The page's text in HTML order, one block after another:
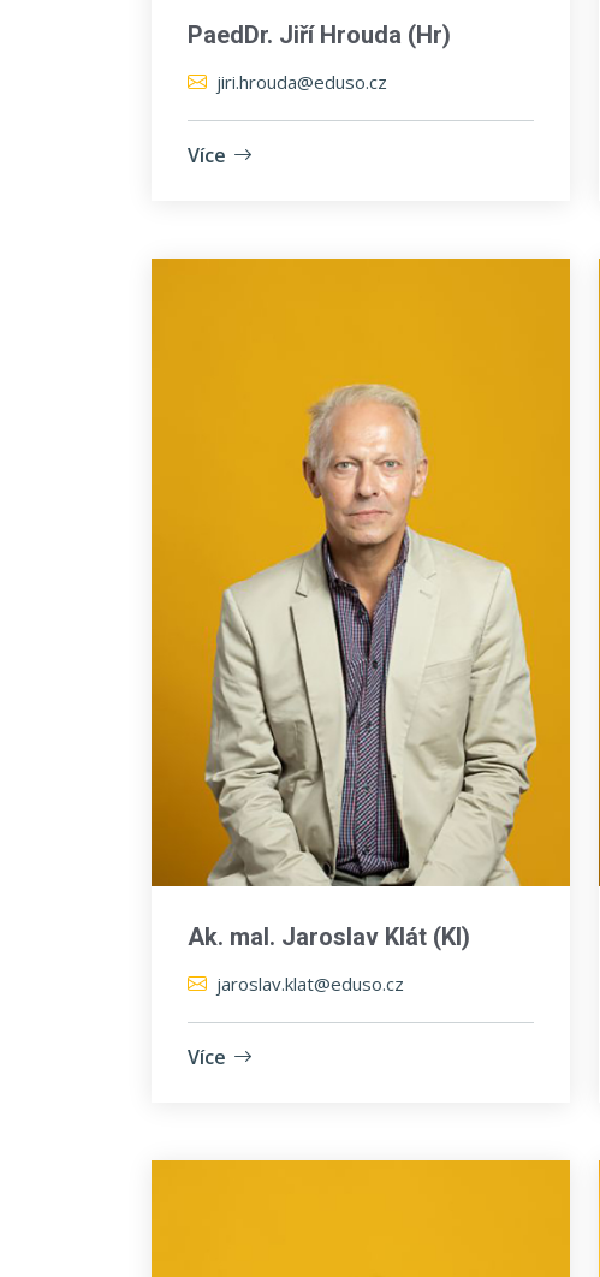
PaedDr. Jiří Hrouda (Hr)
jiri.hrouda@eduso.cz
Více
Ak. mal. Jaroslav Klát (Kl)
jaroslav.klat@eduso.cz
Více